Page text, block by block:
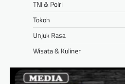
TNI & Polri
Tokoh
Unjuk Rasa
Wisata & Kuliner